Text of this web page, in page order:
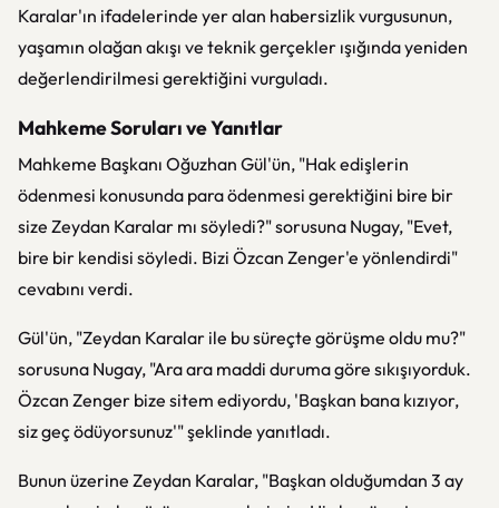
Karalar'ın ifadelerinde yer alan habersizlik vurgusunun,
yaşamın olağan akışı ve teknik gerçekler ışığında yeniden
değerlendirilmesi gerektiğini vurguladı.
Mahkeme Soruları ve Yanıtlar
Mahkeme Başkanı Oğuzhan Gül'ün, "Hak edişlerin
ödenmesi konusunda para ödenmesi gerektiğini bire bir
size Zeydan Karalar mı söyledi?" sorusuna Nugay, "Evet,
bire bir kendisi söyledi. Bizi Özcan Zenger'e yönlendirdi"
cevabını verdi.
Gül'ün, "Zeydan Karalar ile bu süreçte görüşme oldu mu?"
sorusuna Nugay, "Ara ara maddi duruma göre sıkışıyorduk.
Özcan Zenger bize sitem ediyordu, 'Başkan bana kızıyor,
siz geç ödüyorsunuz'" şeklinde yanıtladı.
Bunun üzerine Zeydan Karalar, "Başkan olduğumdan 3 ay